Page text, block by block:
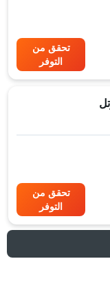
تحقق من
التوفر
تحقق من
التوفر